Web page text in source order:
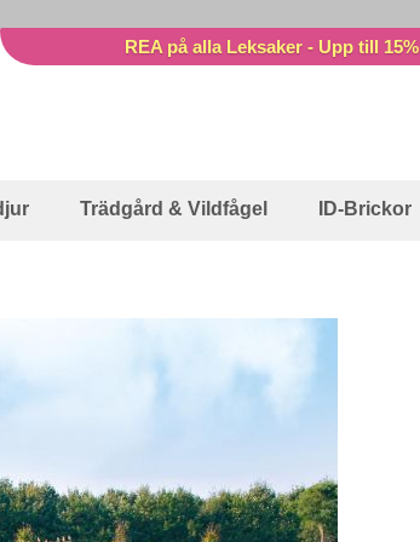
REA på alla Leksaker - Upp till 15%
Trädgård & Vildfågel ID-Brickor